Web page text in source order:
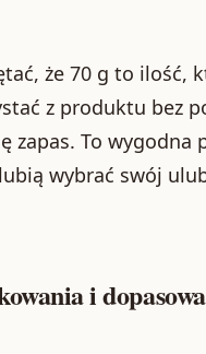
że 70 g to ilość,
z produktu bez
zapas. To wygodna
wybrać swój
i